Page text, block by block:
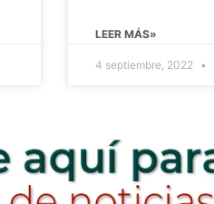
LEER MÁS»
4 septiembre, 2022